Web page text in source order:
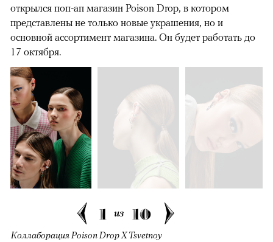
открылся поп-ап магазин Poison Drop, в котором
представлены не только новые украшения, но и
основной ассортимент магазина. Он будет работать до
17 октября.
1 из 10
Коллаборация Poison Drop X Tsvetnoy